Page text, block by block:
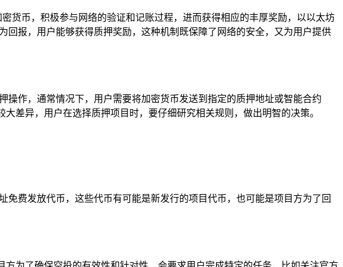
货币，积极参与网络的验证和记账过程，进而获得相应的丰厚奖励，以以太坊
报，用户能够获得质押奖励，这种机制既保障了网络的安全，又为用户提供
操作，通常情况下，用户需要将加密货币发送到指定的质押地址或智能合约
差异，用户在选择质押项目时，要仔细研究相关规则，做出明智的决策。
费发放代币，这些代币有可能是新发行的项目代币，也可能是项目方为了回